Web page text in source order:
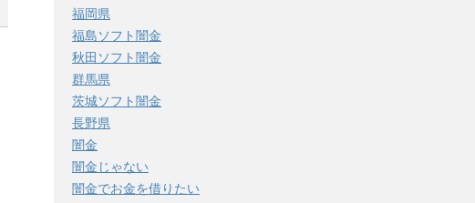
福岡県
福島ソフト闇金
秋田ソフト闇金
群馬県
茨城ソフト闇金
長野県
闇金
闇金じゃない
闇金でお金を借りたい